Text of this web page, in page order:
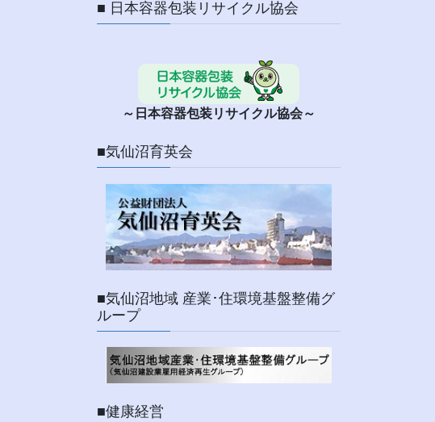
■ 日本容器包装リサイクル協会
～日本容器包装リサイクル協会～
■気仙沼育英会
■気仙沼地域 産業･住環境基盤整備グ
ループ
■健康経営